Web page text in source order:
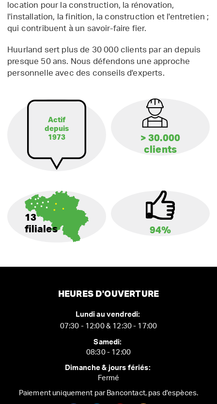
location pour la construction, la rénovation,
l'installation, la finition, la construction et l'entretien ;
qui contribuent à un savoir-faire fier.
Huurland sert plus de 30 000 clients par an depuis
presque 50 ans. Nous défendons une approche
personnelle avec des conseils d'experts.
Actif
depuis
1973
> 30.000
clients
13
filiales
94%
HEURES D'OUVERTURE
Lundi au vendredi:
07:30 - 12:00 & 12:30 - 17:00
Samedi:
08:30 - 12:00
Dimanche & jours fériés:
Fermé
Paiement uniquement par Bancontact, pas d'espèces.